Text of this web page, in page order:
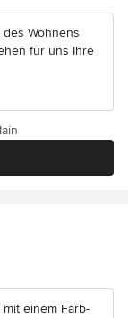
Wohnens
für uns Ihre
einem Farb-